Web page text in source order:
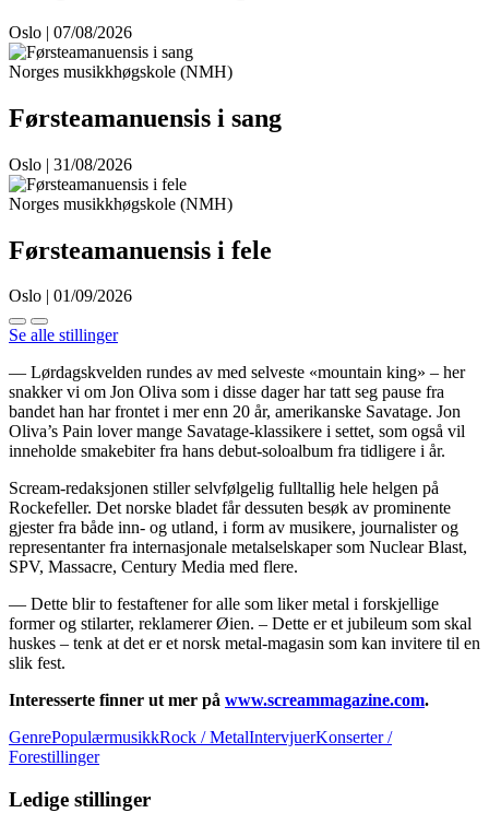
Oslo | 07/08/2026
Norges musikkhøgskole (NMH)
Førsteamanuensis i sang
Oslo | 31/08/2026
Norges musikkhøgskole (NMH)
Førsteamanuensis i fele
Oslo | 01/09/2026
Se alle stillinger
— Lørdagskvelden rundes av med selveste «mountain king» – her
snakker vi om Jon Oliva som i disse dager har tatt seg pause fra
bandet han har frontet i mer enn 20 år, amerikanske Savatage. Jon
Oliva’s Pain lover mange Savatage-klassikere i settet, som også vil
inneholde smakebiter fra hans debut-soloalbum fra tidligere i år.
Scream-redaksjonen stiller selvfølgelig fulltallig hele helgen på
Rockefeller. Det norske bladet får dessuten besøk av prominente
gjester fra både inn- og utland, i form av musikere, journalister og
representanter fra internasjonale metalselskaper som Nuclear Blast,
SPV, Massacre, Century Media med flere.
— Dette blir to festaftener for alle som liker metal i forskjellige
former og stilarter, reklamerer Øien. – Dette er et jubileum som skal
huskes – tenk at det er et norsk metal-magasin som kan invitere til en
slik fest.
Interesserte finner ut mer på www.screammagazine.com.
GenrePopulærmusikkRock / MetalIntervjuerKonserter /
Forestillinger
Ledige stillinger